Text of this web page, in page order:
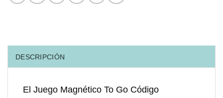
DESCRIPCIÓN
El Juego Magnético To Go Código